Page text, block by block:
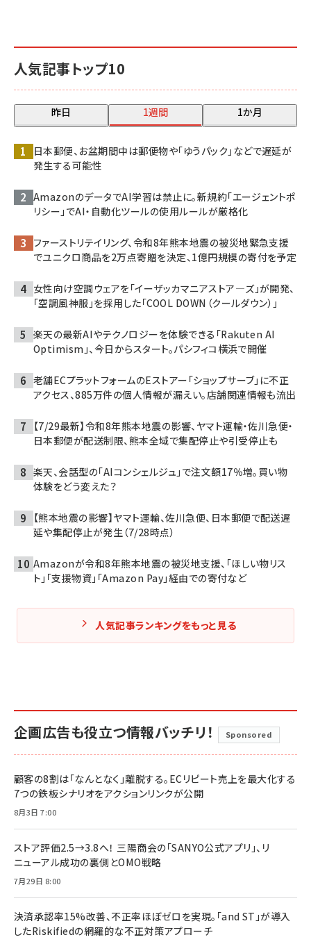
人気記事トップ10
昨日 1週間 1か月
日本郵便、お盆期間中は郵便物や「ゆうパック」などで遅延が
発生する可能性
AmazonのデータでAI学習は禁止に。新規約「エージェントポ
リシー」でAI・自動化ツールの使用ルールが厳格化
ファーストリテイリング、令和8年熊本地震の被災地緊急支援
でユニクロ商品を2万点寄贈を決定、1億円規模の寄付を予定
女性向け空調ウェアを「イーザッカマニアストア―ズ」が開発、
「空調風神服」を採用した「COOL DOWN（クールダウン）」
楽天の最新AIやテクノロジーを体験できる「Rakuten AI
Optimism」、今日からスタート。パシフィコ横浜で開催
老舗ECプラットフォームのEストアー「ショップサーブ」に不正
アクセス、885万件の個人情報が漏えい。店舗関連情報も流出
【7/29最新】令和8年熊本地震の影響、ヤマト運輸・佐川急便・
日本郵便が配送制限、熊本全域で集配停止や引受停止も
楽天、会話型の「AIコンシェルジュ」で注文額17％増。買い物
体験をどう変えた？
【熊本地震の影響】ヤマト運輸、佐川急便、日本郵便で配送遅
延や集配停止が発生（7/28時点）
Amazonが令和8年熊本地震の被災地支援、「ほしい物リス
ト」「支援物資」「Amazon Pay」経由での寄付など
人気記事ランキングをもっと見る
企画広告も役立つ情報バッチリ！ Sponsored
顧客の8割は「なんとなく」離脱する。ECリピート売上を最大化する
7つの鉄板シナリオをアクションリンクが公開
8月3日 7:00
ストア評価2.5→3.8へ！ 三陽商会の「SANYO公式アプリ」、リ
ニューアル成功の裏側とOMO戦略
7月29日 8:00
決済承認率15%改善、不正率ほぼゼロを実現。「and ST」が導入
したRiskifiedの網羅的な不正対策アプローチ